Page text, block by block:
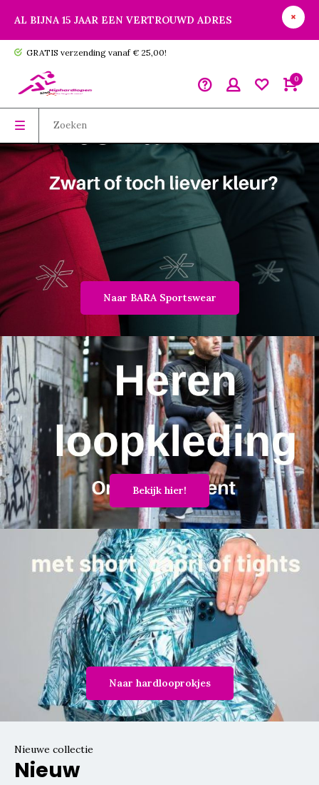
AL BIJNA 15 JAAR EEN VERTROUWD ADRES
GRATIS verzending vanaf € 25,00!
0
Naar BARA Sportswear
Bekijk hier!
Naar hardlooprokjes
Nieuwe collectie
Nieuw